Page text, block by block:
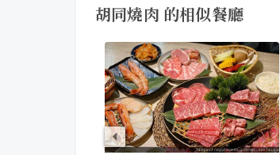
胡同燒肉 的相似餐廳